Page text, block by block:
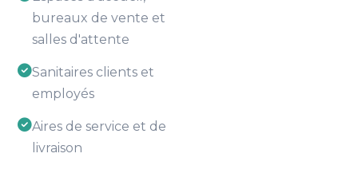
bureaux de vente et
salles d'attente
Sanitaires clients et
employés
Aires de service et de
livraison